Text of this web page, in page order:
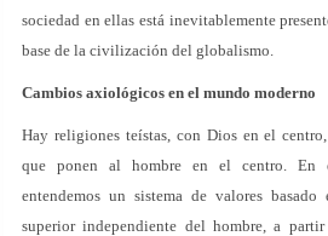
sociedad en ellas está inevitablemente
base de la civilización del globalismo.
Cambios axiológicos en el mundo moderno
Hay religiones teístas, con Dios en el
que ponen al hombre en el centro. En
entendemos un sistema de valores
superior independiente del hombre, a